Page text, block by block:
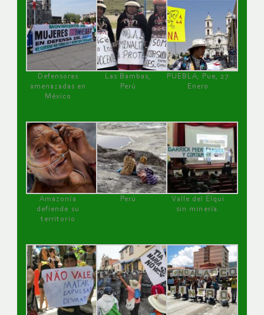
Defensoras
amenazadas en
México
Las Bambas,
Perú
PUEBLA, Pue, 27
Enero
Amazonía
defiende su
territorio
Perú
Valle del Elqui
sin minería.